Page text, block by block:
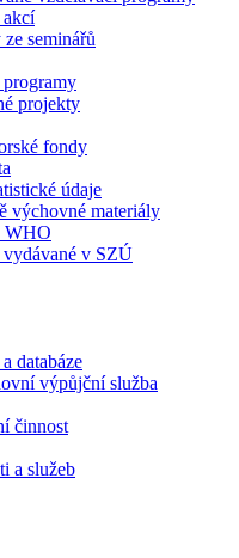
akcí
seminářů
projekty
fondy
údaje
výchovné materiály
WHO
vydávané v SZÚ
databáze
výpůjční služba
činnost
a služeb